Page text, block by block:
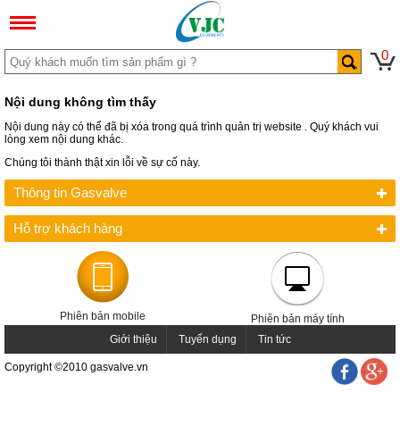
0
Nội dung không tìm thấy
Nội dung này có thể đã bị xóa trong quá trình quản trị website . Quý khách vui
lòng xem nội dung khác.
Chúng tôi thành thật xin lỗi về sự cố này.
Thông tin Gasvalve
Hỗ trợ khách hàng
Phiên bản mobile
Phiên bản máy tính
Giới thiệu
Tuyển dụng Tin tức
Copyright ©2010 gasvalve.vn